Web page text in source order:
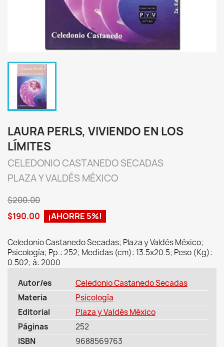
LAURA PERLS, VIVIENDO EN LOS
LÍMITES
CELEDONIO CASTANEDO SECADAS
PLAZA Y VALDÉS MÉXICO
$200.00
$190.00
¡AHORRE 5%!
Celedonio Castanedo Secadas; Plaza y Valdés México;
Psicología; Pp.: 252; Medidas (cm): 13.5x20.5; Peso (Kg):
0.502; â: 2000
Autor/es
Celedonio Castanedo Secadas
Materia
Psicología
Editorial
Plaza y Valdés México
Páginas
252
ISBN
9688569763